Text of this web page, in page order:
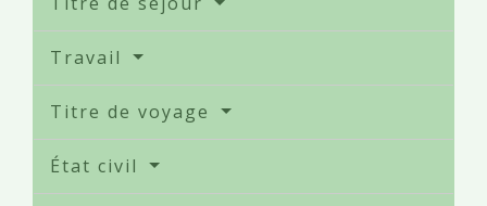
Travail
Titre de voyage
État civil